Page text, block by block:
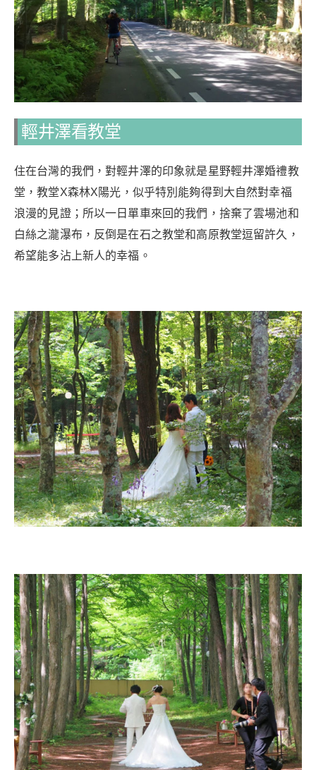
輕井澤看教堂
住在台灣的我們，對輕井澤的印象就是星野輕井澤婚禮教
堂，教堂X森林X陽光，似乎特別能夠得到大自然對幸福
浪漫的見證；所以一日單車來回的我們，捨棄了雲場池和
白絲之瀧瀑布，反倒是在石之教堂和高原教堂逗留許久，
希望能多沾上新人的幸福。